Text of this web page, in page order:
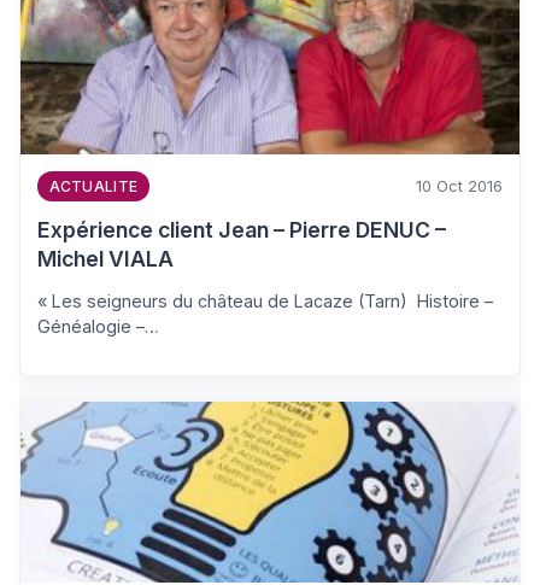
ACTUALITE 10 Oct 2016
Expérience client Jean – Pierre DENUC –
Michel VIALA
« Les seigneurs du château de Lacaze (Tarn) Histoire –
Généalogie –…